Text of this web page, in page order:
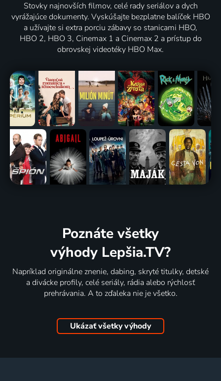
Stovky najnovších filmov, celé rady seriálov a dych
vyrážajúce dokumenty. Vyskúšajte bezplatne balíček HBO
a užívajte si extra porciu zábavy so stanicami HBO,
HBO 2, HBO 3, Cinemax 1 a Cinemax 2 a prístup do
obrovskej videotéky HBO Max.
Poznáte všetky
výhody Lepšia.TV?
Napríklad originálne znenie, dabing, skryté titulky, detské
a divácke profily, celé seriály, rádia alebo rýchlosť
prehrávania. A to zďaleka nie je všetko.
Ukázať všetky výhody